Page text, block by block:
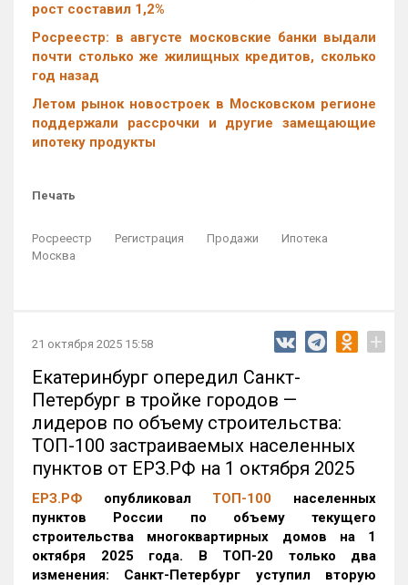
рост составил 1,2%
Росреестр: в августе московские банки выдали
почти столько же жилищных кредитов, сколько
год назад
Летом рынок новостроек в Московском регионе
поддержали рассрочки и другие замещающие
ипотеку продукты
Печать
Росреестр Регистрация Продажи
Ипотека
Москва
21 октября 2025 15:58 +
Екатеринбург опередил Санкт-
Петербург в тройке городов —
лидеров по объему строительства:
ТОП-100 застраиваемых населенных
пунктов от ЕРЗ.РФ на 1 октября 2025
ЕРЗ.РФ опубликовал ТОП-100 населенных
пунктов России по объему текущего
строительства многоквартирных домов на 1
октября 2025 года. В ТОП-20 только два
изменения: Санкт-Петербург уступил вторую